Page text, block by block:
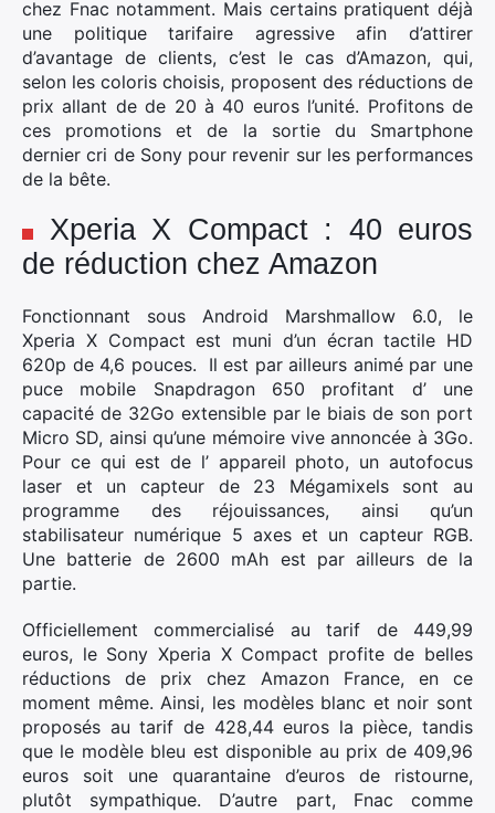
chez Fnac notamment. Mais certains pratiquent déjà
une politique tarifaire agressive afin d’attirer
d’avantage de clients, c’est le cas d’Amazon, qui,
selon les coloris choisis, proposent des réductions de
prix allant de de 20 à 40 euros l’unité. Profitons de
ces promotions et de la sortie du Smartphone
dernier cri de Sony pour revenir sur les performances
de la bête.
Xperia X Compact : 40 euros
de réduction chez Amazon
Fonctionnant sous Android Marshmallow 6.0, le
Xperia X Compact est muni d’un écran tactile HD
620p de 4,6 pouces. Il est par ailleurs animé par une
puce mobile Snapdragon 650 profitant d’ une
capacité de 32Go extensible par le biais de son port
Micro SD, ainsi qu’une mémoire vive annoncée à 3Go.
Pour ce qui est de l’ appareil photo, un autofocus
laser et un capteur de 23 Mégamixels sont au
programme des réjouissances, ainsi qu’un
stabilisateur numérique 5 axes et un capteur RGB.
Une batterie de 2600 mAh est par ailleurs de la
partie.
Officiellement commercialisé au tarif de 449,99
euros, le Sony Xperia X Compact profite de belles
réductions de prix chez Amazon France, en ce
moment même. Ainsi, les modèles blanc et noir sont
proposés au tarif de 428,44 euros la pièce, tandis
que le modèle bleu est disponible au prix de 409,96
euros soit une quarantaine d’euros de ristourne,
plutôt sympathique. D’autre part, Fnac comme